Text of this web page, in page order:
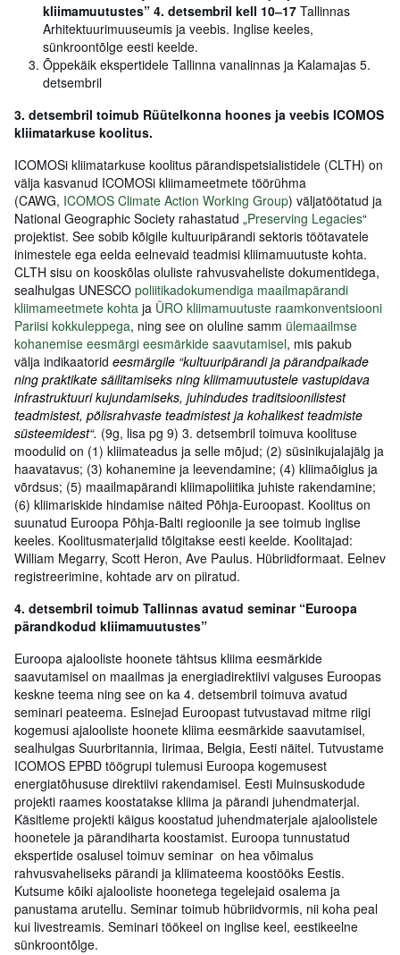
kliimamuutustes” 4. detsembril kell 10‒17 Tallinnas
Arhitektuurimuuseumis ja veebis. Inglise keeles,
sünkroontõlge eesti keelde.
Õppekäik ekspertidele Tallinna vanalinnas ja Kalamajas 5.
detsembril
3. detsembril toimub Rüütelkonna hoones ja veebis ICOMOS
kliimatarkuse koolitus.
ICOMOSi kliimatarkuse koolitus pärandispetsialistidele (CLTH) on
välja kasvanud ICOMOSi kliimameetmete töörühma
(CAWG, ICOMOS Climate Action Working Group) väljatöötatud ja
National Geographic Society rahastatud „Preserving Legacies“
projektist. See sobib kõigile kultuuripärandi sektoris töötavatele
inimestele ega eelda eelnevaid teadmisi kliimamuutuste kohta.
CLTH sisu on kooskõlas oluliste rahvusvaheliste dokumentidega,
sealhulgas UNESCO poliitikadokumendiga maailmapärandi
kliimameetmete kohta ja ÜRO kliimamuutuste raamkonventsiooni
Pariisi kokkuleppega, ning see on oluline samm ülemaailmse
kohanemise eesmärgi eesmärkide saavutamisel, mis pakub
välja indikaatorid eesmärgile “kultuuripärandi ja pärandpaikade
ning praktikate säilitamiseks ning kliimamuutustele vastupidava
infrastruktuuri kujundamiseks, juhindudes traditsioonilistest
teadmistest, põlisrahvaste teadmistest ja kohalikest teadmiste
süsteemidest“. (9g, lisa pg 9) 3. detsembril toimuva koolituse
moodulid on (1) kliimateadus ja selle mõjud; (2) süsinikujalajälg ja
haavatavus; (3) kohanemine ja leevendamine; (4) kliimaõiglus ja
võrdsus; (5) maailmapärandi kliimapoliitika juhiste rakendamine;
(6) kliimariskide hindamise näited Põhja-Euroopast. Koolitus on
suunatud Euroopa Põhja-Balti regioonile ja see toimub inglise
keeles. Koolitusmaterjalid tõlgitakse eesti keelde. Koolitajad:
William Megarry, Scott Heron, Ave Paulus. Hübriidformaat. Eelnev
registreerimine, kohtade arv on piiratud.
4. detsembril toimub Tallinnas avatud seminar “Euroopa
pärandkodud kliimamuutustes”
Euroopa ajalooliste hoonete tähtsus kliima eesmärkide
saavutamisel on maailmas ja energiadirektiivi valguses Euroopas
keskne teema ning see on ka 4. detsembril toimuva avatud
seminari peateema. Esinejad Euroopast tutvustavad mitme riigi
kogemusi ajalooliste hoonete kliima eesmärkide saavutamisel,
sealhulgas Suurbritannia, Iirimaa, Belgia, Eesti näitel. Tutvustame
ICOMOS EPBD töögrupi tulemusi Euroopa kogemusest
energiatõhususe direktiivi rakendamisel. Eesti Muinsuskodude
projekti raames koostatakse kliima ja pärandi juhendmaterjal.
Käsitleme projekti käigus koostatud juhendmaterjale ajaloolistele
hoonetele ja pärandiharta koostamist. Euroopa tunnustatud
ekspertide osalusel toimuv seminar on hea võimalus
rahvusvaheliseks pärandi ja kliimateema koostööks Eestis.
Kutsume kõiki ajalooliste hoonetega tegelejaid osalema ja
panustama arutellu. Seminar toimub hübriidvormis, nii koha peal
kui livestreamis. Seminari töökeel on inglise keel, eestikeelne
sünkroontõlge.